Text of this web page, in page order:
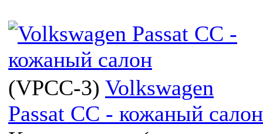
(VPCC-3) Volkswagen
Passat CC - кожаный салон